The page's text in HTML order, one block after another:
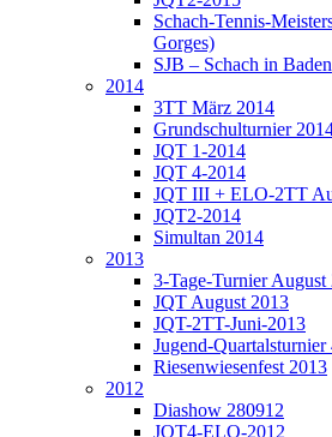
Schach-Tennis-
Gorges)
SJB – Schach in Baden
2014
3TT März 2014
Grundschulturnier
JQT 1-2014
JQT 4-2014
JQT III + ELO-2TT
JQT2-2014
Simultan 2014
2013
3-Tage-Turnier August
JQT August 2013
JQT-2TT-Juni-2013
Jugend-Quartalsturnier
Riesenwiesenfest 2013
2012
Diashow 280912
JQT4-ELO-2012